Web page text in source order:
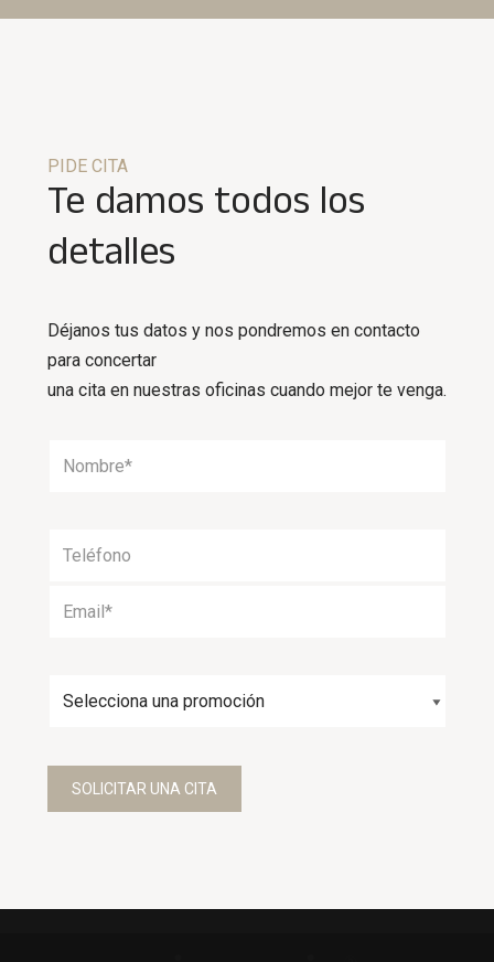
PIDE CITA
Te damos todos los
detalles
Déjanos tus datos y nos pondremos en contacto
para concertar
una cita en nuestras oficinas cuando mejor te venga.